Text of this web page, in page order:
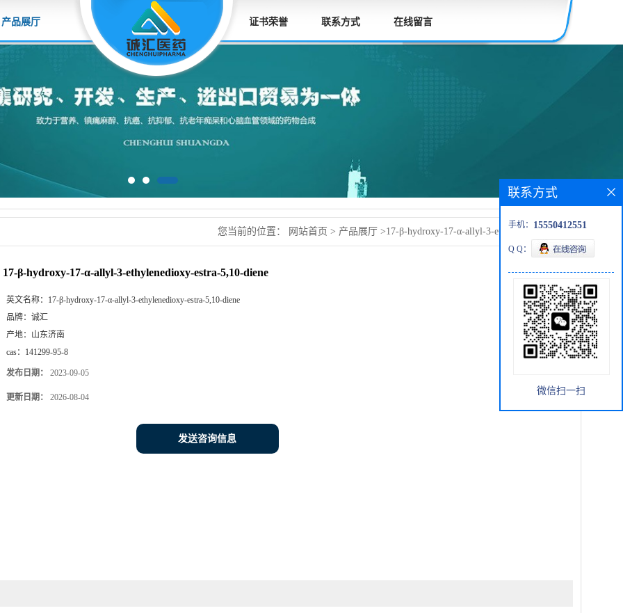
产品展厅 证书荣誉 联系方式 在线留言
您当前的位置： 网站首页 > 产品展厅 >17-β-hydroxy-17-α-allyl-3-ethylenedioxy-
17-β-hydroxy-17-α-allyl-3-ethylenedioxy-estra-5,10-diene
英文名称： 17-β-hydroxy-17-α-allyl-3-ethylenedioxy-estra-5,10-diene
品牌： 诚汇
产地： 山东济南
cas： 141299-95-8
发布日期： 2023-09-05
更新日期： 2026-08-04
发送咨询信息
联系方式
手机： 15550412551
Q Q：
微信扫一扫